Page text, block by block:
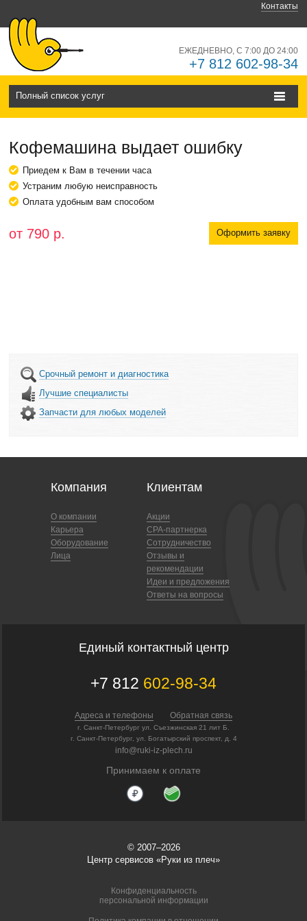
Контакты
ЕЖЕДНЕВНО, С 7:00 ДО 24:00
+7 812 602-98-34
Полный список услуг
Кофемашина выдает ошибку
Приедем к Вам в течении часа
Устраним любую неисправность
Оплата удобным вам способом
от 790 р. Оформить заявку
Срочный ремонт и диагностика
Лучшие специалисты
Запчасти для любых моделей
Компания
О компании
Карьера
Оборудование
Лица
Клиентам
Акции
CPA-партнерка
Сотрудничество
Отзывы и
рекомендации
Идеи и предложения
Ответы на вопросы
Единый контактный центр
+7 812 602-98-34
Адреса и телефоны Обратная связь
г. Санкт-Петербург ул. Съезжинская 21 лит Б.
г. Санкт-Петербург, ул. Богатырский проспект, д. 4
info@ruki-iz-plech.ru
Принимаем к оплате
© 2007–2026
Центр сервисов «Руки из плеч»
Конфиденциальность
персональной информации